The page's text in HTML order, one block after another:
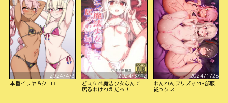
2024/4/3
本番イリヤ＆クロエ
2024/3/12
どスケベ魔法少女なんて
居るわけねえだろ！
2024/1/28
わんわんプリズマMB部服
従っクス